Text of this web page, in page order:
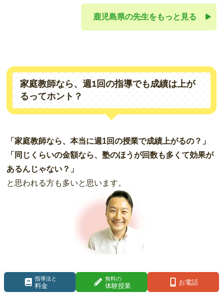
鹿児島県の先生をもっと見る
家庭教師なら、週1回の指導でも成績は上が
るってホント？
「家庭教師なら、本当に週1回の授業で成績上がるの？」
「同じくらいの金額なら、塾のほうが回数も多くて効果が
あるんじゃない？」
と思われる方も多いと思います。
ですが、実際にあすなろでは、たった週1回の指導で
も、お子さんの限られた時間を効果的に使える『あるヒ
指導法と
料金
無料の
体験授業 お電話